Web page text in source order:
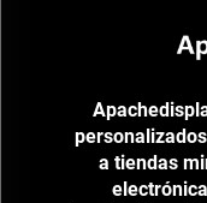
a tiendas